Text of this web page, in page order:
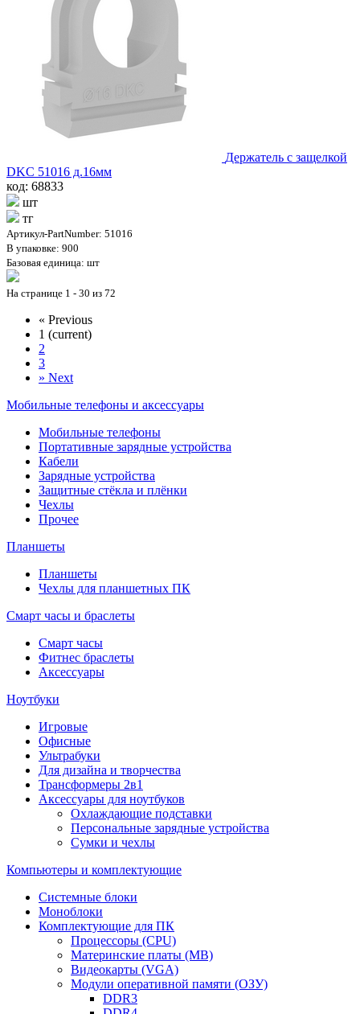
Держатель с защелкой
DKC 51016 д.16мм
код: 68833
шт
тг
Артикул-PartNumber: 51016
В упаковке: 900
Базовая единица: шт
На странице 1 - 30 из 72
« Previous
1 (current)
2
3
» Next
Мобильные телефоны и аксессуары
Мобильные телефоны
Портативные зарядные устройства
Кабели
Зарядные устройства
Защитные стёкла и плёнки
Чехлы
Прочее
Планшеты
Планшеты
Чехлы для планшетных ПК
Смарт часы и браслеты
Смарт часы
Фитнес браслеты
Аксессуары
Ноутбуки
Игровые
Офисные
Ультрабуки
Для дизайна и творчества
Трансформеры 2в1
Аксессуары для ноутбуков
Охлаждающие подставки
Персональные зарядные устройства
Сумки и чехлы
Компьютеры и комплектующие
Системные блоки
Моноблоки
Комплектующие для ПК
Процессоры (CPU)
Материнские платы (MB)
Видеокарты (VGA)
Модули оперативной памяти (ОЗУ)
DDR3